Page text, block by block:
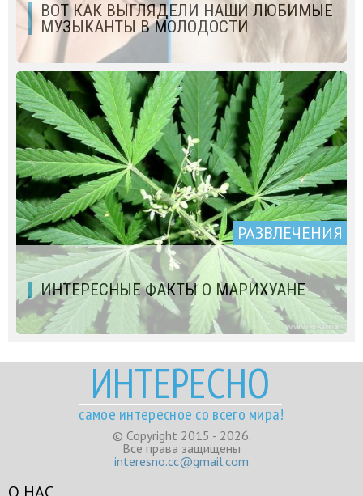
ВОТ КАК ВЫГЛЯДЕЛИ НАШИ ЛЮБИМЫЕ
МУЗЫКАНТЫ В МОЛОДОСТИ
РАЗВЛЕЧЕНИЯ
ИНТЕРЕСНЫЕ ФАКТЫ О МАРИХУАНЕ
ИНТЕРЕСНО
самое интересное со всего мира!
© Copyright 2015 - 2026.
Все права защищены
interesno.cc@gmail.com